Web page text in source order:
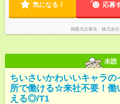
気になる！ 応募
掲載元企業名 株式会
未読
ちいさいかわいいキャラ
所で働ける☆来社不要！働
える◎/T1